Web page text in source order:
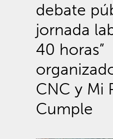
debate
jornada
40 horas”
CNC y Mi
Cumple